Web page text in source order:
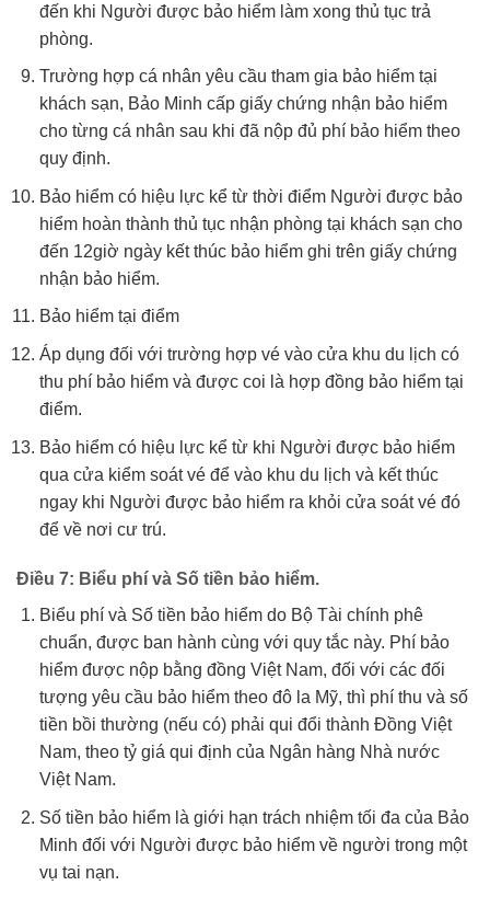
đến khi Người được bảo hiểm làm xong thủ tục trả
phòng.
Trường hợp cá nhân yêu cầu tham gia bảo hiểm tại
khách sạn, Bảo Minh cấp giấy chứng nhận bảo hiểm
cho từng cá nhân sau khi đã nộp đủ phí bảo hiểm theo
quy định.
Bảo hiểm có hiệu lực kể từ thời điểm Người được bảo
hiểm hoàn thành thủ tục nhận phòng tại khách sạn cho
đến 12giờ ngày kết thúc bảo hiểm ghi trên giấy chứng
nhận bảo hiểm.
Bảo hiểm tại điểm
Áp dụng đối với trường hợp vé vào cửa khu du lịch có
thu phí bảo hiểm và được coi là hợp đồng bảo hiểm tại
điểm.
Bảo hiểm có hiệu lực kể từ khi Người được bảo hiểm
qua cửa kiểm soát vé để vào khu du lịch và kết thúc
ngay khi Người được bảo hiểm ra khỏi cửa soát vé đó
để về nơi cư trú.
Điều 7: Biểu phí và Số tiền bảo hiểm.
Biểu phí và Số tiền bảo hiểm do Bộ Tài chính phê
chuẩn, được ban hành cùng với quy tắc này. Phí bảo
hiểm được nộp bằng đồng Việt Nam, đối với các đối
tượng yêu cầu bảo hiểm theo đô la Mỹ, thì phí thu và số
tiền bồi thường (nếu có) phải qui đổi thành Đồng Việt
Nam, theo tỷ giá qui định của Ngân hàng Nhà nước
Việt Nam.
Số tiền bảo hiểm là giới hạn trách nhiệm tối đa của Bảo
Minh đối với Người được bảo hiểm về người trong một
vụ tai nạn.